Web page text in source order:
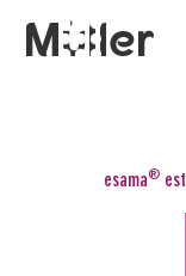
Müller
esama®est